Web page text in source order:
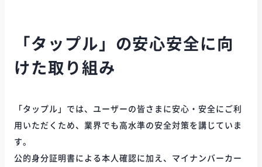
「タップル」の安心安全に向
けた取り組み
「タップル」では、ユーザーの皆さまに安心・安全にご利
用いただくため、業界でも高水準の安全対策を講じていま
す。
公的身分証明書による本人確認に加え、マイナンバーカー